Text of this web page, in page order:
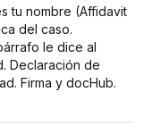
tu nombre (Affidavit
del caso.
le dice al
Declaración de
Firma y docHub.